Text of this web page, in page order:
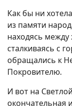
Как бы ни
из памяти
находясь
сталкиваясь с
обращались к
Покровителю.
И вот на
окончательная